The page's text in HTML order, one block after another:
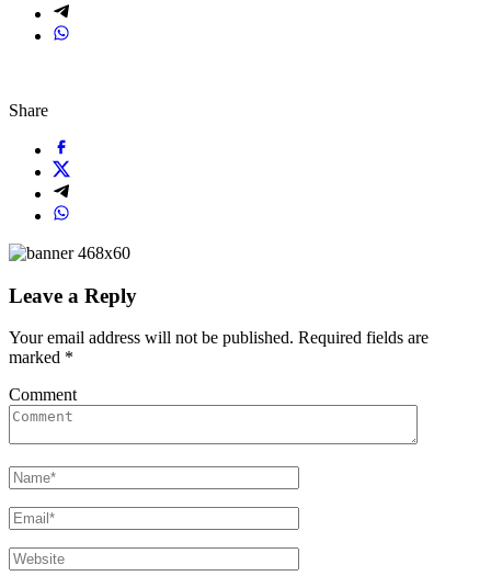
Share
Leave a Reply
Your email address will not be published. Required fields are
marked *
Comment